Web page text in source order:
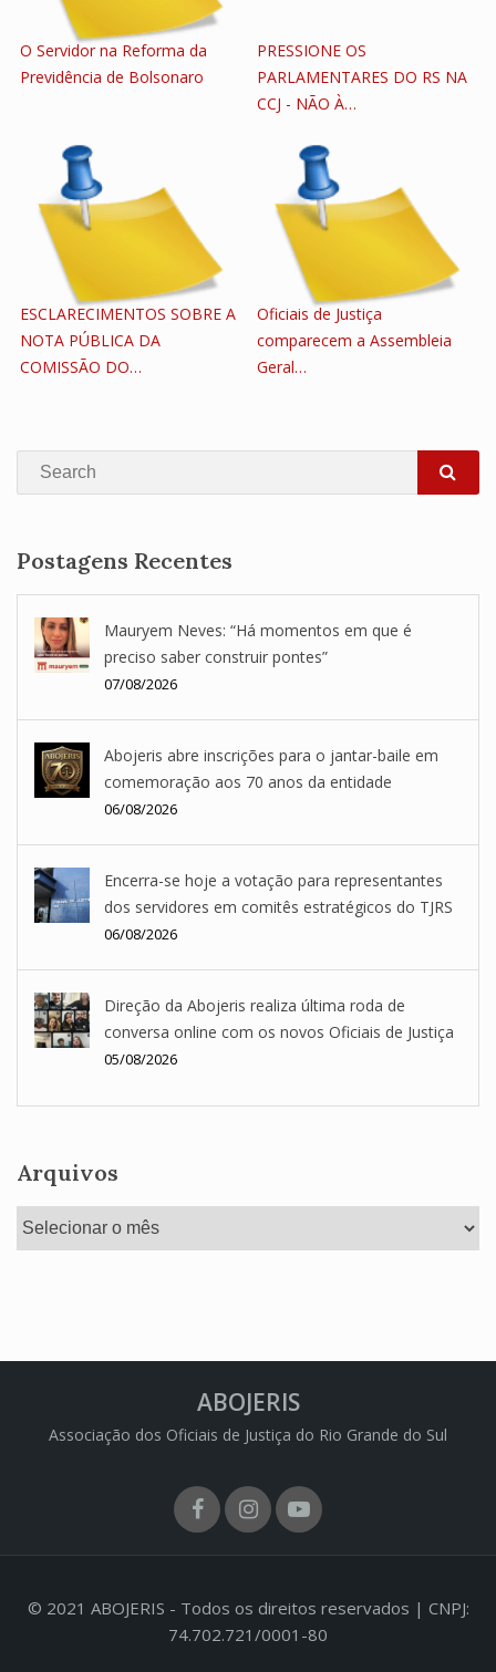
O Servidor na Reforma da
Previdência de Bolsonaro
PRESSIONE OS
PARLAMENTARES DO RS NA
CCJ - NÃO À…
ESCLARECIMENTOS SOBRE A
NOTA PÚBLICA DA
COMISSÃO DO…
Oficiais de Justiça
comparecem a Assembleia
Geral…
Search
Postagens Recentes
Mauryem Neves: “Há momentos em que é
preciso saber construir pontes”
07/08/2026
Abojeris abre inscrições para o jantar-baile em
comemoração aos 70 anos da entidade
06/08/2026
Encerra-se hoje a votação para representantes
dos servidores em comitês estratégicos do TJRS
06/08/2026
Direção da Abojeris realiza última roda de
conversa online com os novos Oficiais de Justiça
05/08/2026
Arquivos
Arquivos
ABOJERIS
Associação dos Oficiais de Justiça do Rio Grande do Sul
FacebookInstagram
Youtube
© 2021 ABOJERIS - Todos os direitos reservados | CNPJ:
74.702.721/0001-80